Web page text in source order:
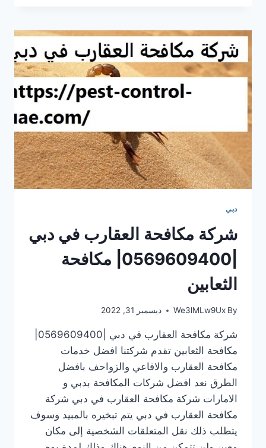
دبي
|0569609400|
فرست
سيرفس
دبي
شركة مكافحة العقارب في دبي
|0569609400| مكافحة
الثعابين
By
We3lMLw9Ux ديسمبر 31, 2022
مكافحة الثعابين تقدم شركتنا افضل خدمات
مكافحة العقارب والافاعي والزواحف بافضل
الطرق نعد افضل شركات المكافحة بدبي و
الامارات شركة مكافحة العقارب في دبي شركة
مكافحة العقارب في دبي يتم تبخيره بالمبيد وسوف
يتطلب ذلك نقل المتعلقات الشخصية إلى مكان